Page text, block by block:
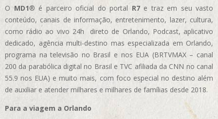
OMD1® é parceiro oficial do portal R7e traz em seu vasto
conteúdo, canais de informação, entretenimento, lazer, cultura,
como rádio ao vivo 24h direto de Orlando, Podcast, aplicativo
dedicado, agência multi-destino mas especializada em Orlando,
programa na televisão no Brasil e nos EUA (BRTVMAX – canal
200 da parabólica digital no Brasil e TVC afiliada da CNN no canal
55.9 nos EUA) e muito mais, com foco especial no destino além
de auxiliar e atender milhares e milhares de famílias desde 2018.
Para a viagem a Orlando